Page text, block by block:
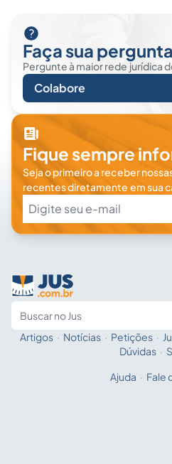
Faça sua pergunta
Pergunte à maior rede jurídica
Colabore
Fique sempre
Seja o primeiro a receber
recentes diretamente em sua
Fale
Artigos · Notícias · Petições ·
Dúvidas ·
Ajuda · Fale